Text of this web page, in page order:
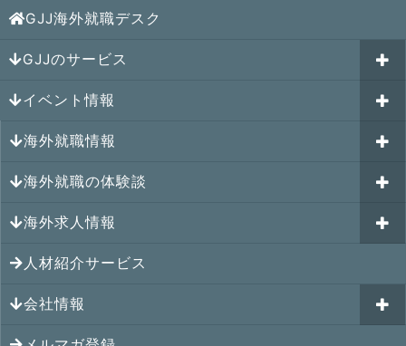
GJJ海外就職デスク
GJJのサービス
海外就職カウンセリング
はじめての海外就職セミナー
キャリアパスポートAI
GJJキャリア伴走プログラム
GJJキャリアコミュニティ
イベント情報
参加受付中のイベント
過去のイベント一覧
海外就職情報
アメリカの就職情報
カナダの就職情報
メキシコの就職情報
ヨーロッパの就職情報
オセアニアの就職情報
海外就職の体験談
海外就職その後の体験談
シンガポール就職の体験談
マレーシア就職の体験談
タイ就職の体験談
海外求人情報
シンガポールの求人
マレーシアの求人
タイの求人
人材紹介サービス
会社情報